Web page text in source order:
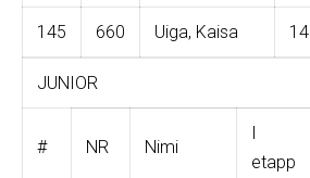
145 660 Uiga, Kaisa 14
JUNIOR
# NR Nimi
I
etapp